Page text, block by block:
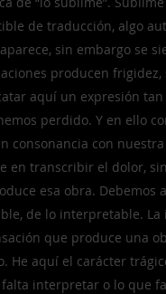
de traducción, algo
sin embargo se
producen
aquí un expresión
perdido. Y en ello
consonancia con
en transcribir el dolor,
esa obra.
de lo interpretable.
que produce una
He aquí el carácter
interpretar o lo que